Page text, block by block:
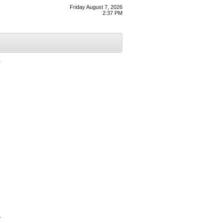
Friday August 7, 2026
2:37 PM